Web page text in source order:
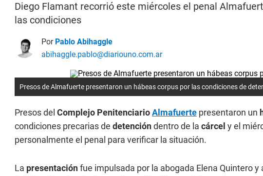
Diego Flamant recorrió este miércoles el penal
las condiciones
Por Pablo Abihaggle
abihaggle.pablo@diariouno.com.ar
Presos de Almafuerte presentaron un hábeas corpus por las condiciones de
Presos del Complejo PenitenciarioAlmafuerte presentaron un
condiciones precarias de detencióndentro de la cárcel y el
personalmente el penal para verificar la situación.
La presentaciónfue impulsada por la abogada Elena Quintero